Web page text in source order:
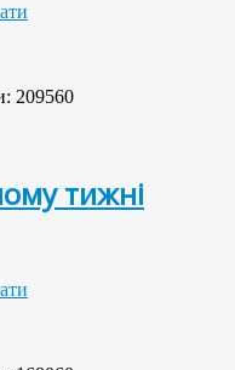
209560
тижні